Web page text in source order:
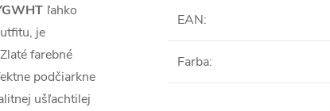
ľahko
je
farebné
podčiarkne
ušľachtilej
EAN:
Farba: